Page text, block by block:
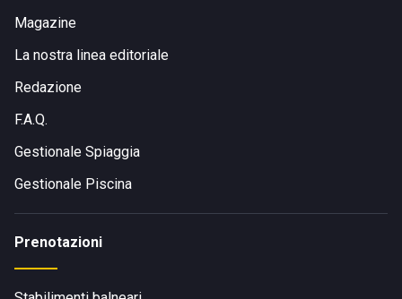
Magazine
La nostra linea editoriale
Redazione
F.A.Q.
Gestionale Spiaggia
Gestionale Piscina
Prenotazioni